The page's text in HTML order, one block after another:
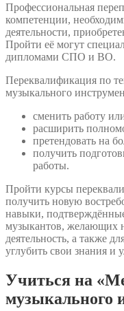
Профессиональная
компетенции,
деятельности,
Пройти её могут
дипломами СПО и ВО.
Переквалификация по
музыкального
сменить работу
расширить
претендовать на
получить
работы.
Пройти курсы
получить новую
навыки,
музыкантов, желающих
деятельность, а также
углубить свои знания и
Учиться на
музыкального